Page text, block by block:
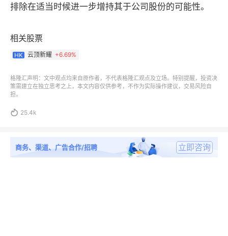
排除在适当时候进一步增持其于公司股份的可能性。
相关股票
HK 云顶新耀 +6.69%
格隆汇声明：文中观点均来自原作者，不代表格隆汇观点及立场。特别提醒，投资决
策需建立在独立思考之上，本文内容仅供参考，不作为实际操作建议，交易风险自
担。
 25.4k
商务、渠道、广告合作/招聘 立即咨询